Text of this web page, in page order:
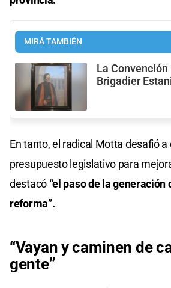
MIRÁ TAMBIÉN
La Convención
Brigadier
En tanto, el radical Motta desafió a
presupuesto legislativo para
destacó “el paso de la generación
reforma”.
“Vayan y caminen de
gente”